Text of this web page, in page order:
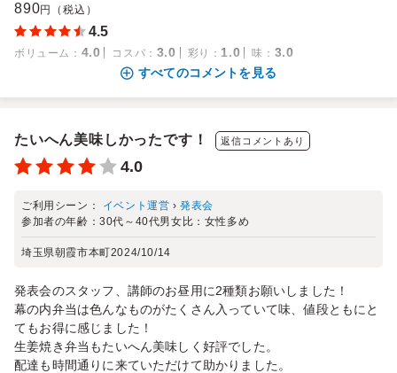
890円（税込）
4.5
ボリューム ： 4.0 コスパ ： 3.0 彩り ： 1.0 味 ： 3.0
すべてのコメントを見る
たいへん美味しかったです！ 返信コメントあり
4.0
ご利用シーン： イベント運営 ›発表会
参加者の年齢：30代～40代男女比： 女性多め
埼玉県朝霞市本町2024/10/14
発表会のスタッフ、講師のお昼用に2種類お願いしました！
幕の内弁当は色んなものがたくさん入っていて味、値段ともにと
てもお得に感じました！
生姜焼き弁当もたいへん美味しく好評でした。
配達も時間通りに来ていただけて助かりました。